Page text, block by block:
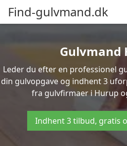
Find-gulvmand.dk
Gulvmand
Leder du efter en professionel
din gulvopgave og indhent 3
fra gulvfirmaer i Hurup
Indhent 3 tilbud, gratis